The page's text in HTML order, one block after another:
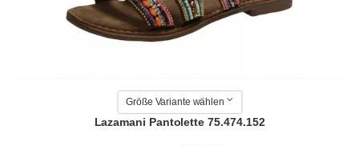
Größe Variante wählen
Lazamani Pantolette 75.474.152